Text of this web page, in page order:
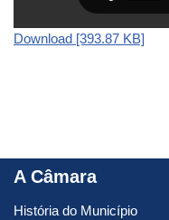
Download [393.87 KB]
A Câmara
História do Município